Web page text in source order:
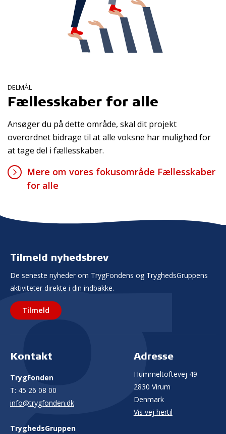
DELMÅL
Fællesskaber for alle
Ansøger du på dette område, skal dit projekt
overordnet bidrage til at alle voksne har mulighed for
at tage del i fællesskaber.
Mere om vores fokusområde Fællesskaber
for alle
Tilmeld nyhedsbrev
De seneste nyheder om TrygFondens og TryghedsGruppens
aktiviteter direkte i din indbakke.
Tilmeld
Kontakt
TrygFonden
T: 45 26 08 00
info@trygfonden.dk
TryghedsGruppen
Adresse
Hummeltoftevej 49
2830 Virum
Denmark
Vis vej hertil